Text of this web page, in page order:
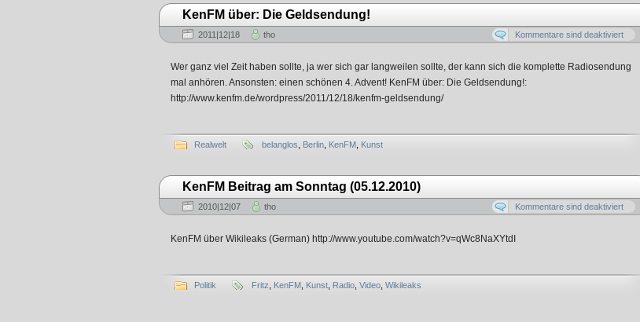
KenFM über: Die Geldsendung!
2011|12|18 tho Kommentare sind deaktiviert
Wer ganz viel Zeit haben sollte, ja wer sich gar langweilen sollte, der kann sich die komplette Radiosendung
mal anhören. Ansonsten: einen schönen 4. Advent! KenFM über: Die Geldsendung!:
http://www.kenfm.de/wordpress/2011/12/18/kenfm-geldsendung/
Realwelt belanglos Berlin KenFM Kunst
KenFM Beitrag am Sonntag (05.12.2010)
2010|12|07 tho Kommentare sind deaktiviert
KenFM über Wikileaks (German) http://www.youtube.com/watch?v=qWc8NaXYtdI
Politik Fritz KenFM Kunst Radio Video Wikileaks